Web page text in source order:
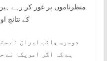
منظرناموں پر غور کر رہے
کے نتائج
دوسری جانب ایران نے
ہے کہ اگر امریکا نے